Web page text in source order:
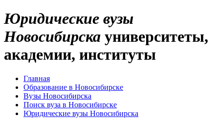
Юридические вузы
Новосибирска университеты,
академии, институты
Главная
Образование в Новосибирске
Вузы Новосибирска
Поиск вуза в Новосибирске
Юридические вузы Новосибирска